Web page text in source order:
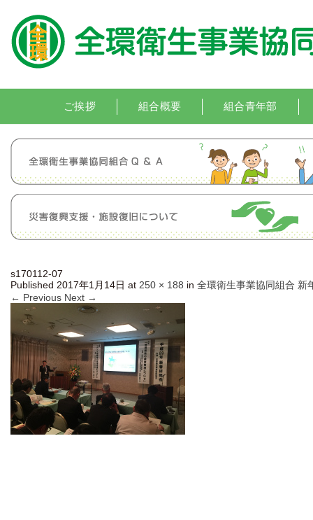
ご挨拶 組合概要 組合青年部
s170112-07
Published 2017年1月14日 at 250 × 188 in 全環衛生事業協同組合 新
← Previous Next →